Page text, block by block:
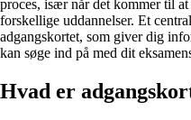
proces, især når det kommer til
forskellige uddannelser. Et
adgangskortet, som giver dig
kan søge ind på med dit
Hvad er